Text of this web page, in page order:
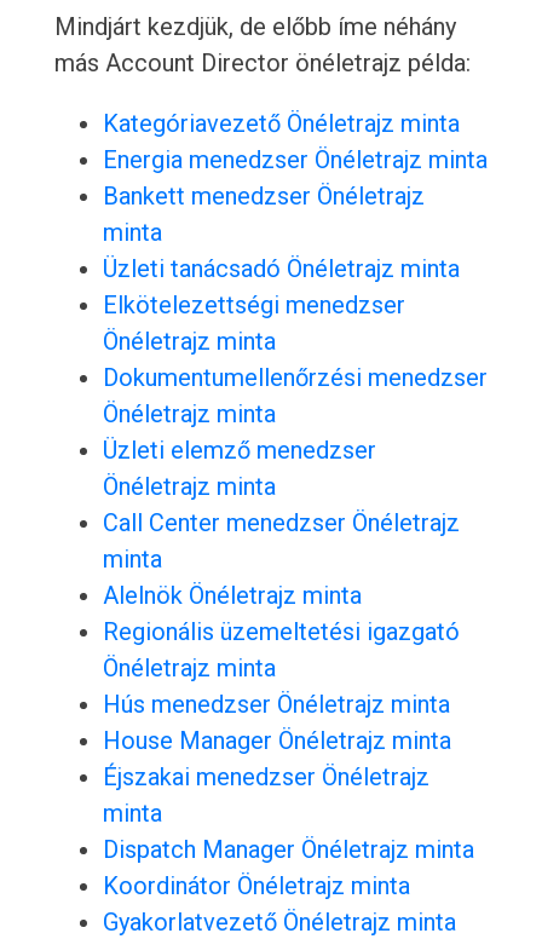
Mindjárt kezdjük, de előbb íme néhány
más Account Director önéletrajz példa:
Kategóriavezető Önéletrajz minta
Energia menedzser Önéletrajz minta
Bankett menedzser Önéletrajz
minta
Üzleti tanácsadó Önéletrajz minta
Elkötelezettségi menedzser
Önéletrajz minta
Dokumentumellenőrzési menedzser
Önéletrajz minta
Üzleti elemző menedzser
Önéletrajz minta
Call Center menedzser Önéletrajz
minta
Alelnök Önéletrajz minta
Regionális üzemeltetési igazgató
Önéletrajz minta
Hús menedzser Önéletrajz minta
House Manager Önéletrajz minta
Éjszakai menedzser Önéletrajz
minta
Dispatch Manager Önéletrajz minta
Koordinátor Önéletrajz minta
Gyakorlatvezető Önéletrajz minta